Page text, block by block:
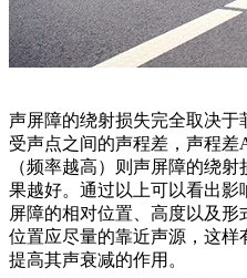
声屏障的绕射损失完全取决
受声点之间的声程差，声程
（频率越高）则声屏障的绕
果越好。通过以上可以看出
屏障的相对位置、高度以及
位置应尽量的靠近声源，这
提高其声衰减的作用。